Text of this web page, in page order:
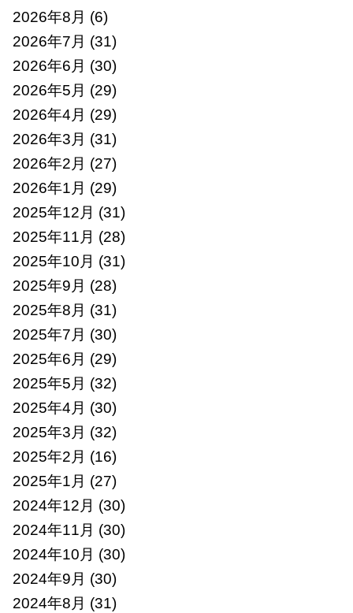
2026年8月 (6)
2026年7月 (31)
2026年6月 (30)
2026年5月 (29)
2026年4月 (29)
2026年3月 (31)
2026年2月 (27)
2026年1月 (29)
2025年12月 (31)
2025年11月 (28)
2025年10月 (31)
2025年9月 (28)
2025年8月 (31)
2025年7月 (30)
2025年6月 (29)
2025年5月 (32)
2025年4月 (30)
2025年3月 (32)
2025年2月 (16)
2025年1月 (27)
2024年12月 (30)
2024年11月 (30)
2024年10月 (30)
2024年9月 (30)
2024年8月 (31)